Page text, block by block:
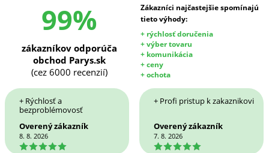
99%
Zákazníci najčastejšie spomínajú
tieto výhody:
+ rýchlosť doručenia
+ výber tovaru
+ komunikácia
+ ceny
+ ochota
zákazníkov odporúča
obchod Parys.sk
(cez 6000 recenzií)
+ Rýchlosť a
bezproblémovosť
Overený zákazník
8. 8. 2026
5
+ Profi pristup k zakaznikovi
Overený zákazník
7. 8. 2026
5